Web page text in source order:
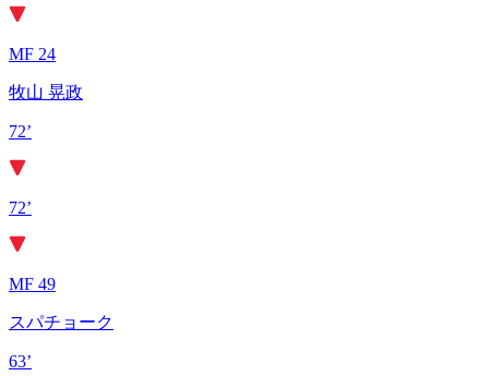
MF 24
牧山 晃政
72’
72’
MF 49
スパチョーク
63’